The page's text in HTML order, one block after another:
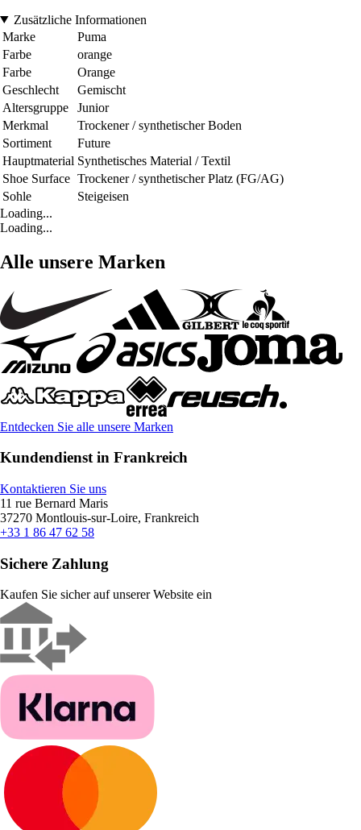
Zusätzliche Informationen
Marke
Puma
Farbe
orange
Farbe
Orange
Geschlecht
Gemischt
Altersgruppe
Junior
Merkmal
Trockener / synthetischer Boden
Sortiment
Future
Hauptmaterial Synthetisches Material / Textil
Shoe Surface Trockener / synthetischer Platz (FG/AG)
Sohle
Steigeisen
Loading...
Loading...
Alle unsere Marken
Entdecken Sie alle unsere Marken
Kundendienst in Frankreich
Kontaktieren Sie uns
11 rue Bernard Maris
37270 Montlouis-sur-Loire, Frankreich
+33 1 86 47 62 58
Sichere Zahlung
Kaufen Sie sicher auf unserer Website ein